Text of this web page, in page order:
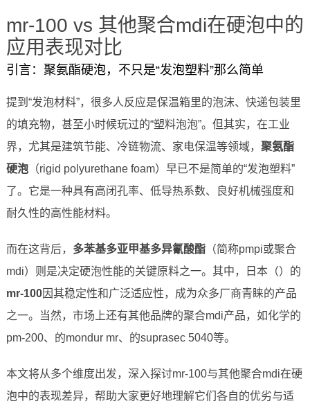
mr-100 vs 其他聚合mdi在硬泡中的
应用表现对比
引言：聚氨酯硬泡，不只是“发泡塑料”那么简单
提到“发泡材料”，很多人反应是保温箱里的泡沫、快递包装里
的填充物，甚至小时候玩过的“塑料泡泡”。但其实，在工业
界，尤其是建筑节能、冷链物流、家电保温等领域， 聚氨酯
硬泡（rigid polyurethane foam）早已不是简单的“发泡塑料”
了。它是一种具有高闭孔率、低导热系数、良好机械强度和
耐久性的高性能材料。
而在这背后， 多苯基多亚甲基多异氰酸酯（简称pmpi或聚合
mdi）则是决定硬泡性能的关键原料之一。其中，日本（）的
mr-100因其稳定性和广泛适应性，成为众多厂商青睐的产品
之一。当然，市场上还有其他品牌的聚合mdi产品，如化学的
pm-200、的mondur mr、的suprasec 5040等。
本文将从多个维度出发，深入探讨mr-100与其他聚合mdi在硬
泡中的表现差异，帮助大家更好地理解它们各自的优劣与适